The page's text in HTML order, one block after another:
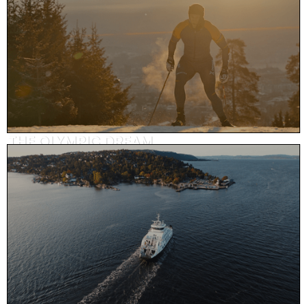
THE OLYMPIC DREAM
SoMe-innhold, sport